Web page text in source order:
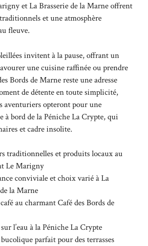
et La Brasserie de la Marne offrent
et une atmosphère
fleuve.
invitent à la pause, offrant un
une cuisine raffinée ou prendre
Bords de Marne reste une adresse
de détente en toute simplicité,
aventuriers opteront pour une
à bord de la Péniche La Crypte, qui
et cadre insolite.
traditionnelles et produits locaux au
Le Marigny
conviviale et choix varié à La
la Marne
au charmant Café des Bords de
l’eau à la Péniche La Crypte
parfait pour des terrasses